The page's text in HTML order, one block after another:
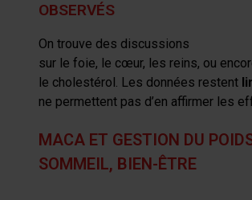
OBSERVÉS
On trouve des discussions
sur le foie, le cœur, les reins, ou
le cholestérol. Les données restent
ne permettent pas d’en affirmer les
MACA ET GESTION DU
SOMMEIL, BIEN-ÊTRE